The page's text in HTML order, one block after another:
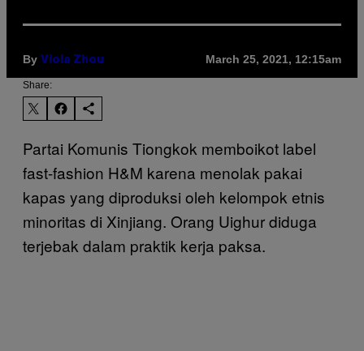
By Viola Zhou March 25, 2021, 12:15am
Share:
Partai Komunis Tiongkok memboikot label
fast-fashion H&M karena menolak pakai
kapas yang diproduksi oleh kelompok etnis
minoritas di Xinjiang. Orang Uighur diduga
terjebak dalam praktik kerja paksa.